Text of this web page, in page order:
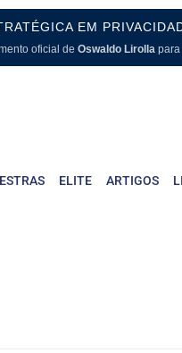
EM
oficial de Oswaldo Lirolla para
ELITE ARTIGOS